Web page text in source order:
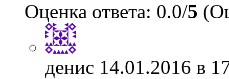
Оценка ответа: 0.0/5
денис 14.01.2016 в